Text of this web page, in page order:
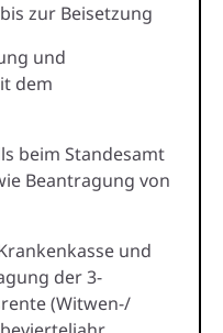
zur Beisetzung
und
dem
beim Standesamt
Beantragung von
und
der 3-
(Witwen-/